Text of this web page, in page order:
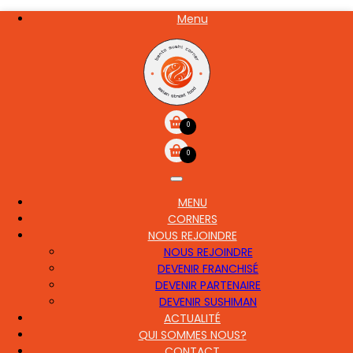
Aller
Menu
0
0
MAIN
MENU
CORNERS
NOUS REJOINDRE
NOUS REJOINDRE
DEVENIR FRANCHISÉ
DEVENIR PARTENAIRE
DEVENIR SUSHIMAN
ACTUALITÉ
QUI SOMMES NOUS?